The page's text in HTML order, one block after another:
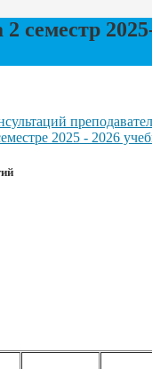
семестр
2025 - 2026